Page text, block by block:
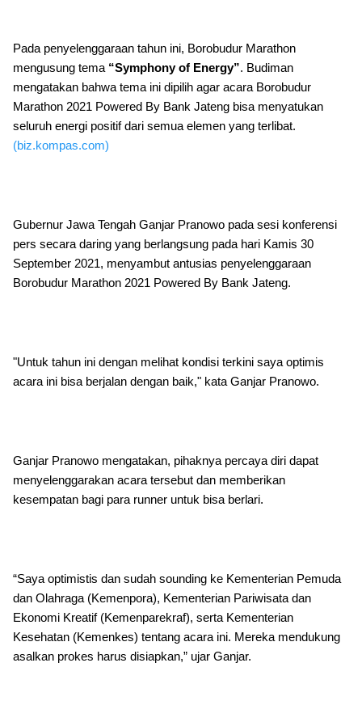
Pada penyelenggaraan tahun ini, Borobudur Marathon
mengusung tema “Symphony of Energy”. Budiman
mengatakan bahwa tema ini dipilih agar acara Borobudur
Marathon 2021 Powered By Bank Jateng bisa menyatukan
seluruh energi positif dari semua elemen yang terlibat.
(biz.kompas.com)
Gubernur Jawa Tengah Ganjar Pranowo pada sesi konferensi
pers secara daring yang berlangsung pada hari Kamis 30
September 2021, menyambut antusias penyelenggaraan
Borobudur Marathon 2021 Powered By Bank Jateng.
"Untuk tahun ini dengan melihat kondisi terkini saya optimis
acara ini bisa berjalan dengan baik," kata Ganjar Pranowo.
Ganjar Pranowo mengatakan, pihaknya percaya diri dapat
menyelenggarakan acara tersebut dan memberikan
kesempatan bagi para runner untuk bisa berlari.
“Saya optimistis dan sudah sounding ke Kementerian Pemuda
dan Olahraga (Kemenpora), Kementerian Pariwisata dan
Ekonomi Kreatif (Kemenparekraf), serta Kementerian
Kesehatan (Kemenkes) tentang acara ini. Mereka mendukung
asalkan prokes harus disiapkan,” ujar Ganjar.